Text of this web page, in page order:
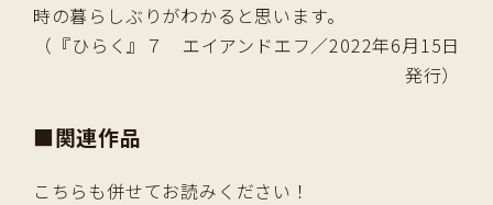
時の暮らしぶりがわかると思います。
（『ひらく』７ エイアンドエフ／2022年6月15日
発行）
■関連作品
こちらも併せてお読みください！